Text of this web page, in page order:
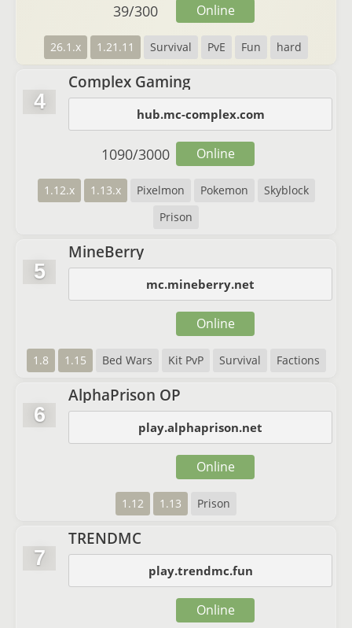
26.1.x 1.21.11 Survival PvE Fun hard
39/300 Online
4
Complex Gaming
hub.mc-complex.com
1.12.x 1.13.x Pixelmon Pokemon
Skyblock
Prison
1090/3000 Online
5
MineBerry
mc.mineberry.net
1.8 1.15 Bed Wars Kit PvP Survival Factions
Online
6
AlphaPrison OP
play.alphaprison.net
1.12 1.13 Prison
Online
7
TRENDMC
play.trendmc.fun
Online